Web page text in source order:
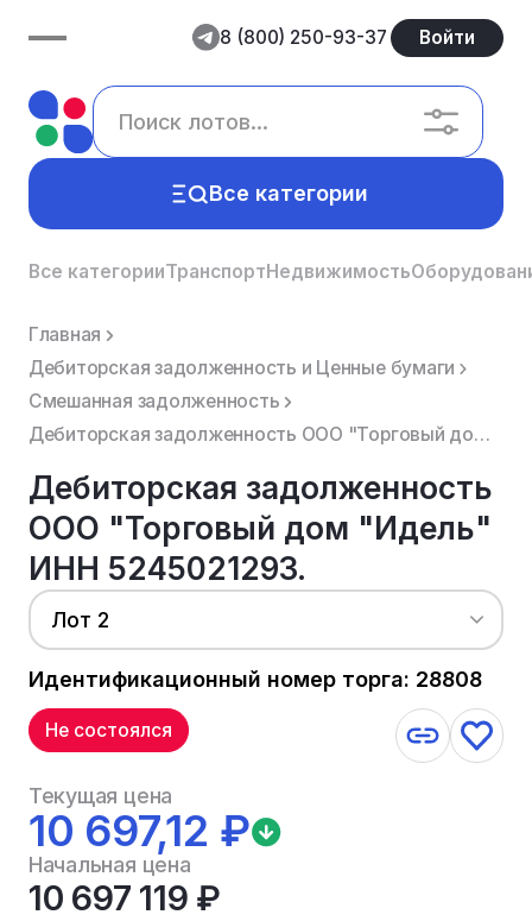
8 (800) 250-93-37 Войти
Все категории
Все категорииТранспортНедвижимость
Главная
Дебиторская задолженность и Ценные бумаги
Смешанная задолженность
Дебиторская задолженность ООО "Торговый дом "Идель" ИНН 5245021293.
Дебиторская задолженность
ООО "Торговый дом "Идель"
ИНН 5245021293.
Лот 2
Идентификационный номер торга: 28808
Не состоялся
Текущая цена
10 697,12 ₽
Начальная цена
10 697 119 ₽